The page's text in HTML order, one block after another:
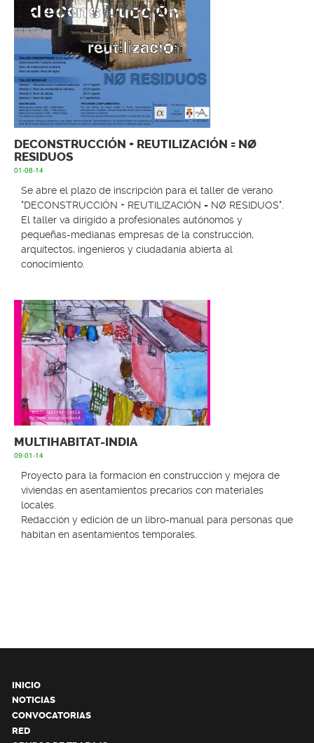
DECONSTRUCCIÓN + REUTILIZACIÓN = NØ
RESIDUOS
01-08-14
Se abre el plazo de inscripción para el taller de verano
"DECONSTRUCCIÓN + REUTILIZACIÓN = NØ RESIDUOS".
El taller va dirigido a profesionales autónomos y
pequeñas-medianas empresas de la construcción,
arquitectos, ingenieros y ciudadanía abierta al
conocimiento.
MULTIHABITAT-INDIA
09-01-14
Proyecto para la formación en construcción y mejora de
viviendas en asentamientos precarios con materiales
locales.
Redacción y edición de un libro-manual para personas que
habitan en asentamientos temporales.
INICIO
NOTICIAS
CONVOCATORIAS
RED